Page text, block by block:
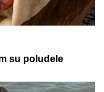
Ovo je 10
od stranih
spisak